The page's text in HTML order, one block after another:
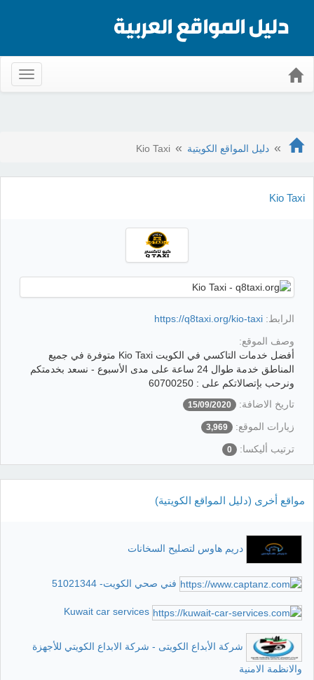
دليل المواقع الكويتية Kio Taxi
Kio Taxi
الرابط: https://q8taxi.org/kio-taxi
وصف الموقع:
أفضل خدمات التاكسي في الكويت Kio Taxi متوفرة في جميع
المناطق خدمة طوال 24 ساعة على مدى الأسبوع - نسعد بخدمتكم
ونرحب بإتصالاتكم على : 60700250
تاريخ الاضافة:
15/09/2020
زيارات الموقع: 3,969
ترتيب أليكسا: 0
مواقع أخرى (دليل المواقع الكويتية)
دريم هاوس لتصليح السخانات
فني صحي الكويت- 51021344
Kuwait car services
شركة الأبداع الكويتى - شركة الابداع الكويتي للأجهزة
والانظمة الامنية